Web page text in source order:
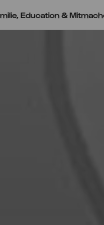
Education &